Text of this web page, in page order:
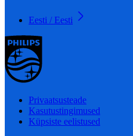
Eesti / Eesti
Privaatsusteade
Kasutustingimused
Küpsiste eelistused